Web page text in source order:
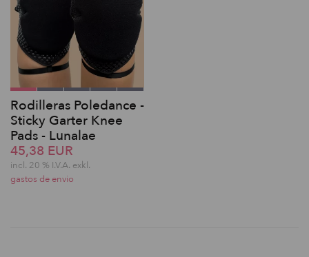
Rodilleras Poledance -
Sticky Garter Knee
Pads - Lunalae
45,38 EUR
incl. 20 % I.V.A. exkl.
gastos de envio